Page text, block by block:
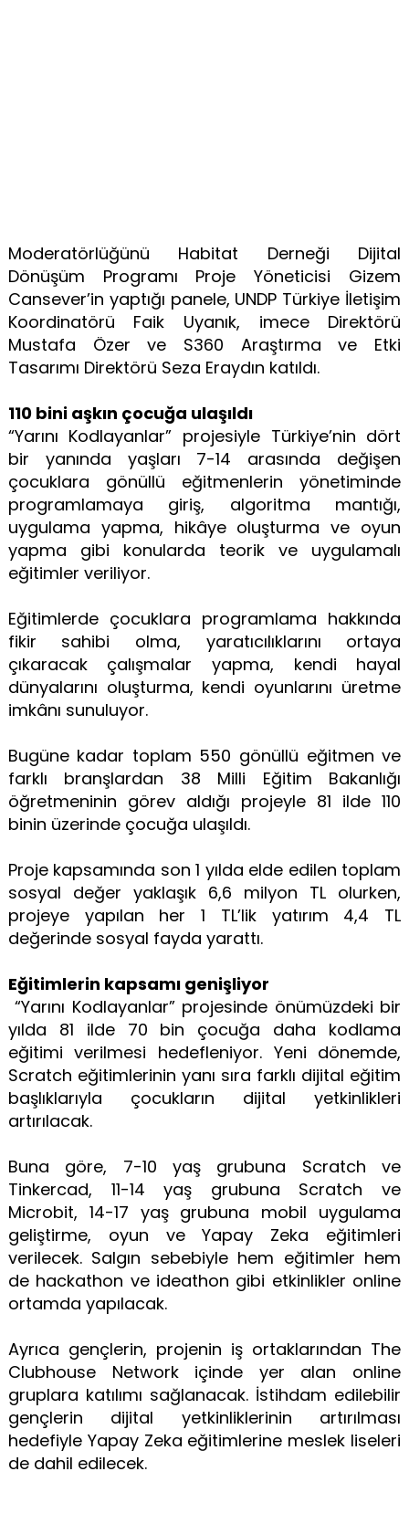
Moderatörlüğünü Habitat Derneği Dijital
Dönüşüm Programı Proje Yöneticisi Gizem
Cansever’in yaptığı panele, UNDP Türkiye İletişim
Koordinatörü Faik Uyanık, imece Direktörü
Mustafa Özer ve S360 Araştırma ve Etki
Tasarımı Direktörü Seza Eraydın katıldı.
110 bini aşkın çocuğa ulaşıldı
“Yarını Kodlayanlar” projesiyle Türkiye’nin dört
bir yanında yaşları 7-14 arasında değişen
çocuklara gönüllü eğitmenlerin yönetiminde
programlamaya giriş, algoritma mantığı,
uygulama yapma, hikâye oluşturma ve oyun
yapma gibi konularda teorik ve uygulamalı
eğitimler veriliyor.
Eğitimlerde çocuklara programlama hakkında
fikir sahibi olma, yaratıcılıklarını ortaya
çıkaracak çalışmalar yapma, kendi hayal
dünyalarını oluşturma, kendi oyunlarını üretme
imkânı sunuluyor.
Bugüne kadar toplam 550 gönüllü eğitmen ve
farklı branşlardan 38 Milli Eğitim Bakanlığı
öğretmeninin görev aldığı projeyle 81 ilde 110
binin üzerinde çocuğa ulaşıldı.
Proje kapsamında son 1 yılda elde edilen toplam
sosyal değer yaklaşık 6,6 milyon TL olurken,
projeye yapılan her 1 TL’lik yatırım 4,4 TL
değerinde sosyal fayda yarattı.
Eğitimlerin kapsamı genişliyor
“Yarını Kodlayanlar” projesinde önümüzdeki bir
yılda 81 ilde 70 bin çocuğa daha kodlama
eğitimi verilmesi hedefleniyor. Yeni dönemde,
Scratch eğitimlerinin yanı sıra farklı dijital eğitim
başlıklarıyla çocukların dijital yetkinlikleri
artırılacak.
Buna göre, 7-10 yaş grubuna Scratch ve
Tinkercad, 11-14 yaş grubuna Scratch ve
Microbit, 14-17 yaş grubuna mobil uygulama
geliştirme, oyun ve Yapay Zeka eğitimleri
verilecek. Salgın sebebiyle hem eğitimler hem
de hackathon ve ideathon gibi etkinlikler online
ortamda yapılacak.
Ayrıca gençlerin, projenin iş ortaklarından The
Clubhouse Network içinde yer alan online
gruplara katılımı sağlanacak. İstihdam edilebilir
gençlerin dijital yetkinliklerinin artırılması
hedefiyle Yapay Zeka eğitimlerine meslek liseleri
de dahil edilecek.